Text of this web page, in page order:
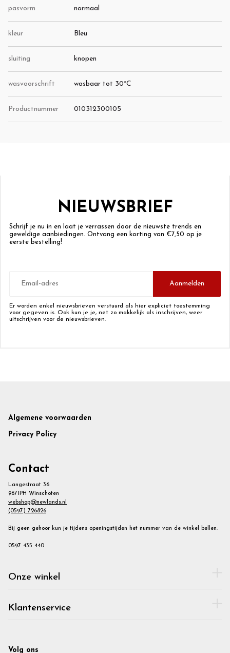
pasvorm normaal
kleur Bleu
sluiting knopen
wasvoorschrift wasbaar tot 30°C
Productnummer 010312300105
NIEUWSBRIEF
Schrijf je nu in en laat je verrassen door de nieuwste trends en
geweldige aanbiedingen. Ontvang een korting van €7,50 op je
eerste bestelling!
mailadres
Aanmelden
Er worden enkel nieuwsbrieven verstuurd als hier expliciet toestemming
voor gegeven is. Ook kun je je, net zo makkelijk als inschrijven, weer
uitschrijven voor de nieuwsbrieven.
Footer
Algemene voorwaarden
Privacy Policy
Contact
Langestraat 36
9671PH Winschoten
webshop@newlands.nl
(0597) 726826
Bij geen gehoor kun je tijdens openingstijden het nummer van de winkel bellen:
0597 435 440
Onze winkel
Klantenservice
Volg ons